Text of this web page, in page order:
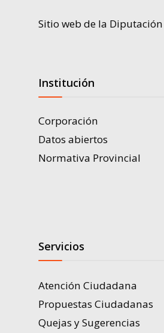
Sitio web de la Diputación
Institución
Corporación
Datos abiertos
Normativa Provincial
Servicios
Atención Ciudadana
Propuestas Ciudadanas
Quejas y Sugerencias